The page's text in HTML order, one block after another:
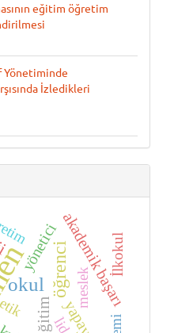
eğitim öğretim
Yönetiminde
İzledikleri
okul öğrenci
Eğitim
akademik başarı
yönetici İlkokul
meslek